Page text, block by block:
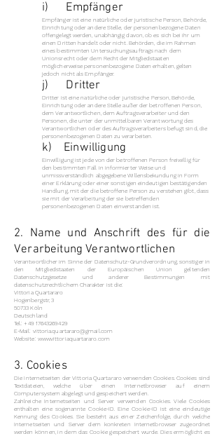
i) Empfänger
Empfänger ist eine natürliche oder juristische Person, Behörde,
Einrichtung oder andere Stelle, der personenbezogene Daten
offengelegt werden, unabhängig davon, ob es sich bei ihr um
einen Dritten handelt oder nicht. Behörden, die im Rahmen
eines bestimmten Untersuchungsauftrags nach dem
Unionsrecht oder dem Recht der Mitgliedstaaten
möglicherweise personenbezogene Daten erhalten, gelten
jedoch nicht als Empfänger.
j) Dritter
Dritter ist eine natürliche oder juristische Person, Behörde,
Einrichtung oder andere Stelle außer der betroffenen Person,
dem Verantwortlichen, dem Auftragsverarbeiter und den
Personen, die unter der unmittelbaren Verantwortung des
Verantwortlichen oder des Auftragsverarbeiters befugt sind, die
personenbezogenen Daten zu verarbeiten.
k) Einwilligung
Einwilligung ist jede von der betroffenen Person freiwillig für
den bestimmten Fall in informierter Weise und
unmissverständlich abgegebene Willensbekundung in Form
einer Erklärung oder einer sonstigen eindeutigen bestätigenden
Handlung, mit der die betroffene Person zu verstehen gibt, dass
sie mit der Verarbeitung der sie betreffenden
personenbezogenen Daten einverstanden ist.
2. Name und Anschrift des für die
Verarbeitung Verantwortlichen
Verantwortlicher im Sinne der Datenschutz-Grundverordnung, sonstiger in
den Mitgliedstaaten der Europäischen Union geltenden
Datenschutzgesetze und anderer Bestimmungen mit
datenschutzrechtlichem Charakter ist die:
Vittoria Quartararo
Hogenbergstr, 3
50733 Köln
Deutschland
Tel.: +49 17643269429
E-Mail: vittoria.quartararo@gmail.com
Website: www.vittoriaquartararo.com
3. Cookies
Die Internetseiten der Vittoria Quartararo verwenden Cookies. Cookies sind
Textdateien, welche über einen Internetbrowser auf einem
Computersystem abgelegt und gespeichert werden.
Zahlreiche Internetseiten und Server verwenden Cookies. Viele Cookies
enthalten eine sogenannte Cookie-ID. Eine Cookie-ID ist eine eindeutige
Kennung des Cookies. Sie besteht aus einer Zeichenfolge, durch welche
Internetseiten und Server dem konkreten Internetbrowser zugeordnet
werden können, in dem das Cookie gespeichert wurde. Dies ermöglicht es